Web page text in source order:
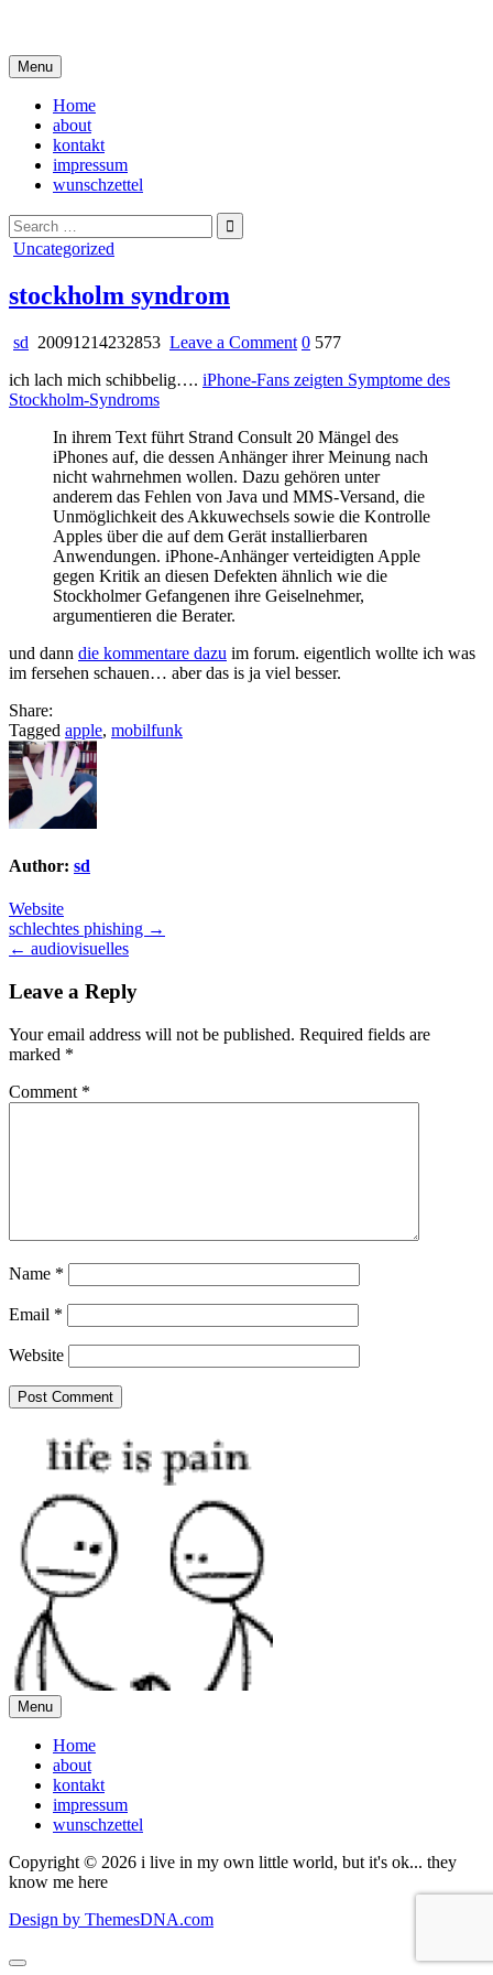
content
Menu
Home
about
kontakt
impressum
wunschzettel
Search
for:
Posted
Uncategorized
stockholm syndrom
sd 20091214232853 Leave a Commenton
syndrom
0 577
ich lach mich schibbelig…. iPhone-Fans zeigten Symptome des
Stockholm-Syndroms
In ihrem Text führt Strand Consult 20 Mängel des
iPhones auf, die dessen Anhänger ihrer Meinung nach
nicht wahrnehmen wollen. Dazu gehören unter
anderem das Fehlen von Java und MMS-Versand, die
Unmöglichkeit des Akkuwechsels sowie die Kontrolle
Apples über die auf dem Gerät installierbaren
Anwendungen. iPhone-Anhänger verteidigten Apple
gegen Kritik an diesen Defekten ähnlich wie die
Stockholmer Gefangenen ihre Geiselnehmer,
argumentieren die Berater.
und dann die kommentare dazu im forum. eigentlich wollte ich was
im fersehen schauen… aber das is ja viel besser.
Share:
Tagged apple, mobilfunk
Author: sd
Website
Post
navigation
schlechtes phishing →
← audiovisuelles
Leave a Reply
Your email address will not be published. Required fields are
marked *
Comment *
Name *
Email *
Website
Menu
Home
about
kontakt
impressum
wunschzettel
Copyright © 2026 i live in my own little world, but it's ok... they
know me here
Design by ThemesDNA.com
Scroll